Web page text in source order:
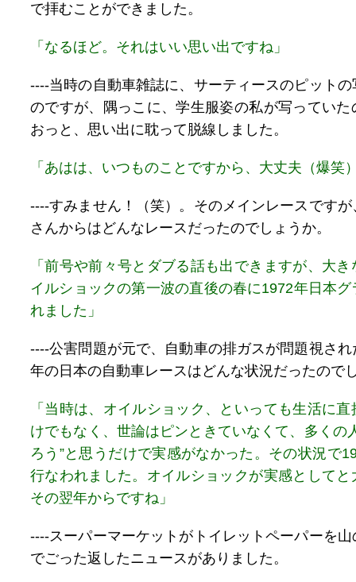
で拝むことができました。
「なるほど。それはいい思い出ですね」
----当時の自動車雑誌に、サーティースのピット
のですが、隅っこに、学生服姿の私が写っていた
おっと、思い出に耽って脱線しました。
「あはは、いつものことですから、大丈夫（爆笑
----すみません！（笑）。そのメインレースです
さんからはどんなレースだったのでしょうか。
「前号や前々号とダブる話も出できますが、大
イルショックの第一波の直後の春に1972年日本
れました」
----公害問題が元で、自動車の排ガスが問題視さ
年の日本の自動車レースはどんな状況だったので
「当時は、オイルショック、といっても生活に
けでもなく、世論はピンときていなくて、多くの
ろう”と思うだけで実感がなかった。その状況で
行なわれました。オイルショックが実感としてと
その翌年からですね」
----スーパーマーケットがトイレットペーパーを
でごった返したニュースがありました。